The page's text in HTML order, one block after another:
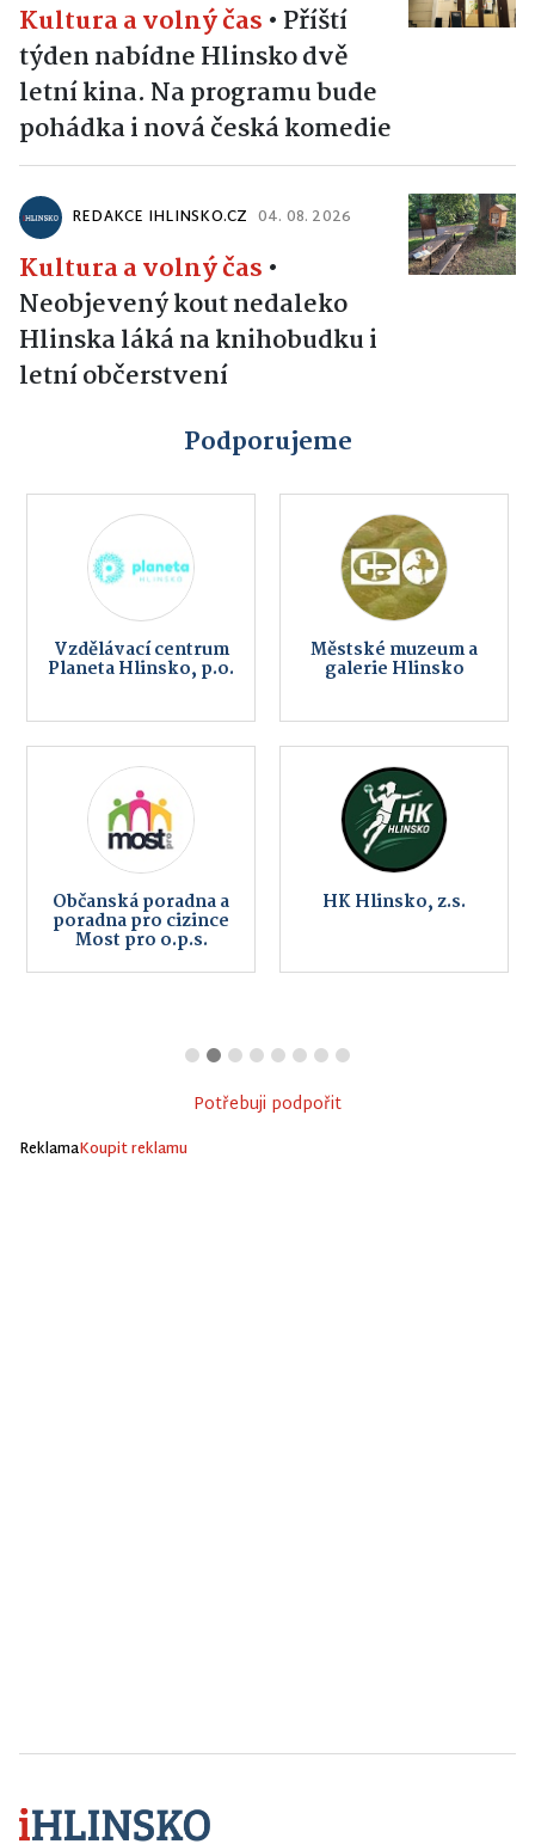
Kultura a volný čas • Příští
týden nabídne Hlinsko dvě
letní kina. Na programu bude
pohádka i nová česká komedie
REDAKCE IHLINSKO.CZ 04. 08. 2026
Kultura a volný čas •
Neobjevený kout nedaleko
Hlinska láká na knihobudku i
letní občerstvení
Podporujeme
Vzdělávací centrum
Planeta Hlinsko, p.o.
Městské muzeum a
galerie Hlinsko
Občanská poradna a
poradna pro cizince
Most pro o.p.s.
HK Hlinsko, z.s.
Potřebuji podpořit
ReklamaKoupit reklamu